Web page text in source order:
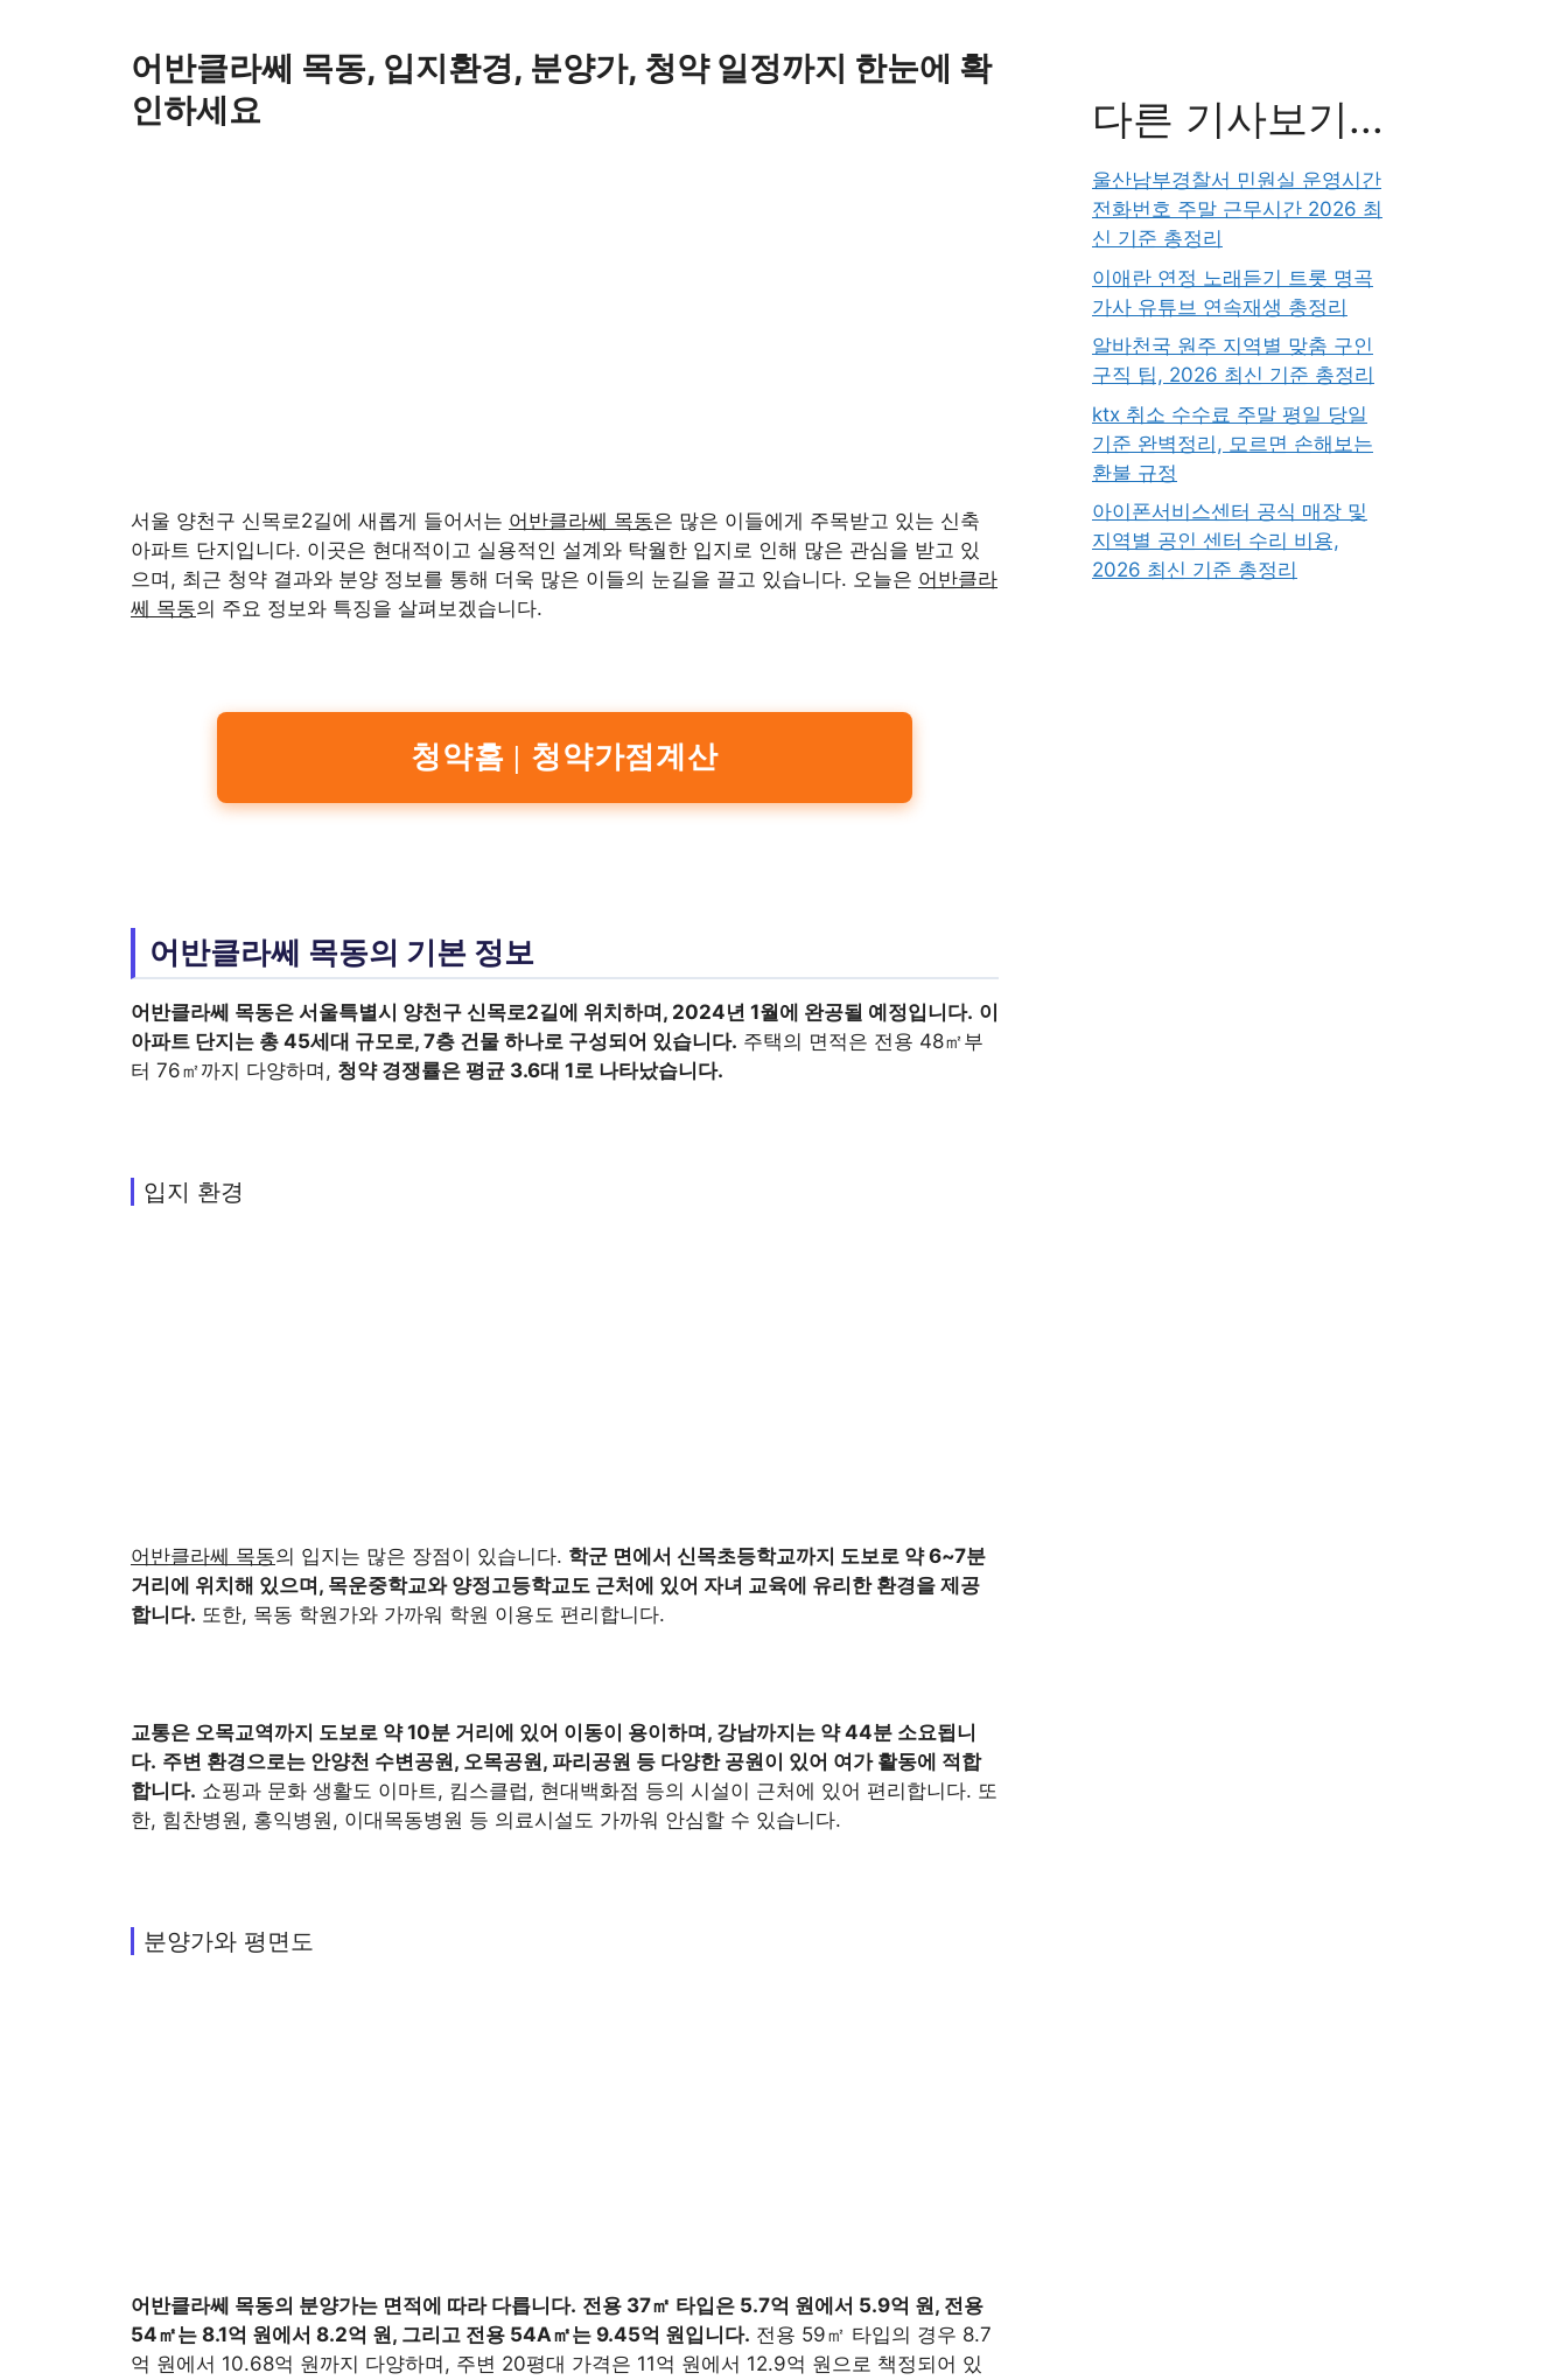
어반클라쎄 목동, 입지환경, 분양가, 청약 일정까지 한눈에 확
인하세요
서울 양천구 신목로2길에 새롭게 들어서는 어반클라쎄 목동은 많은 이들에게 주목받고 있는 신축
아파트 단지입니다. 이곳은 현대적이고 실용적인 설계와 탁월한 입지로 인해 많은 관심을 받고 있
으며, 최근 청약 결과와 분양 정보를 통해 더욱 많은 이들의 눈길을 끌고 있습니다. 오늘은 어반클라
쎄 목동의 주요 정보와 특징을 살펴보겠습니다.
청약홈 | 청약가점계산
어반클라쎄 목동의 기본 정보
어반클라쎄 목동은 서울특별시 양천구 신목로2길에 위치하며, 2024년 1월에 완공될 예정입니다. 이
아파트 단지는 총 45세대 규모로, 7층 건물 하나로 구성되어 있습니다. 주택의 면적은 전용 48㎡부
터 76㎡까지 다양하며, 청약 경쟁률은 평균 3.6대 1로 나타났습니다.
입지 환경
어반클라쎄 목동의 입지는 많은 장점이 있습니다. 학군 면에서 신목초등학교까지 도보로 약 6~7분
거리에 위치해 있으며, 목운중학교와 양정고등학교도 근처에 있어 자녀 교육에 유리한 환경을 제공
합니다. 또한, 목동 학원가와 가까워 학원 이용도 편리합니다.
교통은 오목교역까지 도보로 약 10분 거리에 있어 이동이 용이하며, 강남까지는 약 44분 소요됩니
다. 주변 환경으로는 안양천 수변공원, 오목공원, 파리공원 등 다양한 공원이 있어 여가 활동에 적합
합니다. 쇼핑과 문화 생활도 이마트, 킴스클럽, 현대백화점 등의 시설이 근처에 있어 편리합니다. 또
한, 힘찬병원, 홍익병원, 이대목동병원 등 의료시설도 가까워 안심할 수 있습니다.
분양가와 평면도
어반클라쎄 목동의 분양가는 면적에 따라 다릅니다. 전용 37㎡ 타입은 5.7억 원에서 5.9억 원, 전용
54㎡는 8.1억 원에서 8.2억 원, 그리고 전용 54A㎡는 9.45억 원입니다. 전용 59㎡ 타입의 경우 8.7
억 원에서 10.68억 원까지 다양하며, 주변 20평대 가격은 11억 원에서 12.9억 원으로 책정되어 있
다른 기사보기...
울산남부경찰서 민원실 운영시간
전화번호 주말 근무시간 2026 최
신 기준 총정리
이애란 연정 노래듣기 트롯 명곡
가사 유튜브 연속재생 총정리
알바천국 원주 지역별 맞춤 구인
구직 팁, 2026 최신 기준 총정리
ktx 취소 수수료 주말 평일 당일
기준 완벽정리, 모르면 손해보는
환불 규정
아이폰서비스센터 공식 매장 및
지역별 공인 센터 수리 비용,
2026 최신 기준 총정리